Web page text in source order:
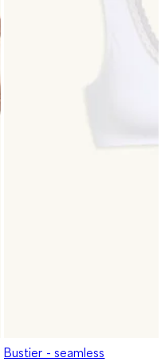
Bustier - seamless